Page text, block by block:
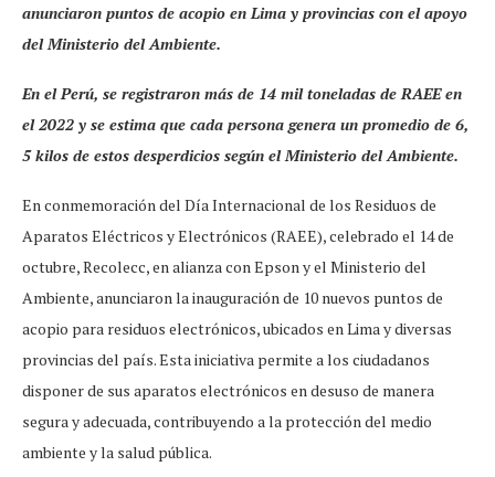
anunciaron puntos de acopio en Lima y provincias con el apoyo
del Ministerio del Ambiente.
En el Perú, se registraron más de 14 mil toneladas de RAEE en
el 2022 y se estima que cada persona genera un promedio de 6,
5 kilos de estos desperdicios según el Ministerio del Ambiente.
En conmemoración del Día Internacional de los Residuos de
Aparatos Eléctricos y Electrónicos (RAEE), celebrado el 14 de
octubre, Recolecc, en alianza con Epson y el Ministerio del
Ambiente, anunciaron la inauguración de 10 nuevos puntos de
acopio para residuos electrónicos, ubicados en Lima y diversas
provincias del país. Esta iniciativa permite a los ciudadanos
disponer de sus aparatos electrónicos en desuso de manera
segura y adecuada, contribuyendo a la protección del medio
ambiente y la salud pública.